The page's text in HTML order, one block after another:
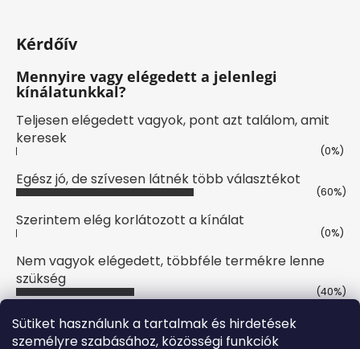
Sütiket használunk a tartalmak és hirdetések
személyre szabásához, közösségi funkciók
Kérdőív
Mennyire vagy elégedett a jelenlegi
kínálatunkkal?
Teljesen elégedett vagyok, pont azt találom, amit
keresek
(0%)
Egész jó, de szívesen látnék több választékot
(60%)
Szerintem elég korlátozott a kínálat
(0%)
Nem vagyok elégedett, többféle termékre lenne
szükség
(40%)
Szavazatok száma:10